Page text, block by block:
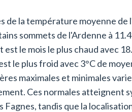
de la température moyenne
sommets de l'Ardenne à
est le mois le plus chaud avec
le plus froid avec 3°C de
maximales et minimales
Ces normales atteignent
Fagnes, tandis que la